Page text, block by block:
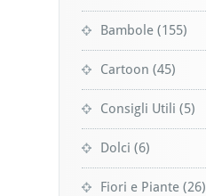
Bambole (155)
Cartoon (45)
Consigli Utili (5)
Dolci (6)
Fiori e Piante (26)